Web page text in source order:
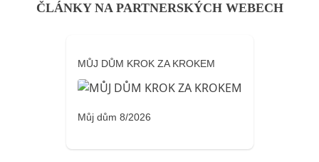
ČLÁNKY NA PARTNERSKÝCH WEBECH
MŮJ DŮM KROK ZA KROKEM
Můj dům 8/2026